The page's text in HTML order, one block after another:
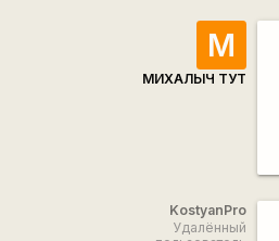
М
МИХАЛЫЧ ТУТ
KostyanPro
Удалённый